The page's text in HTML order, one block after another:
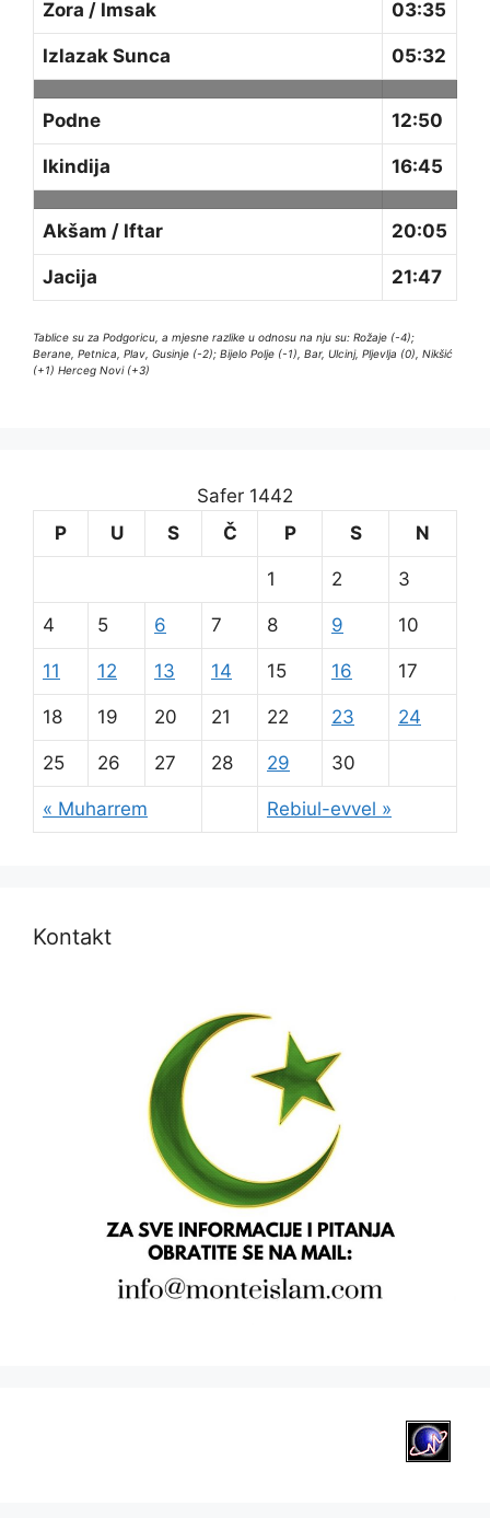
Zora / Imsak 03:35
Izlazak Sunca 05:32
Podne 12:50
Ikindija 16:45
Akšam / Iftar 20:05
Jacija 21:47
Tablice su za Podgoricu, a mjesne razlike u odnosu na nju su: Rožaje (-4);
Berane, Petnica, Plav, Gusinje (-2); Bijelo Polje (-1), Bar, Ulcinj, Pljevlja (0), Nikšić
(+1) Herceg Novi (+3)
Safer 1442
P
U S Č P S N
« Muharrem Rebiul-evvel »
1 2 3
4 5 6 7 8 9 10
11 12 13 14 15 16 17
18 19 20 21 22 23 24
25 26 27 28 29 30
Kontakt